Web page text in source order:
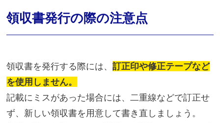
領収書発行の際の注意点
領収書を発行する際には、 訂正印や修正テープなど
を使用しません。
記載にミスがあった場合には、二重線などで訂正せ
ず、新しい領収書を用意して書き直しましょう。